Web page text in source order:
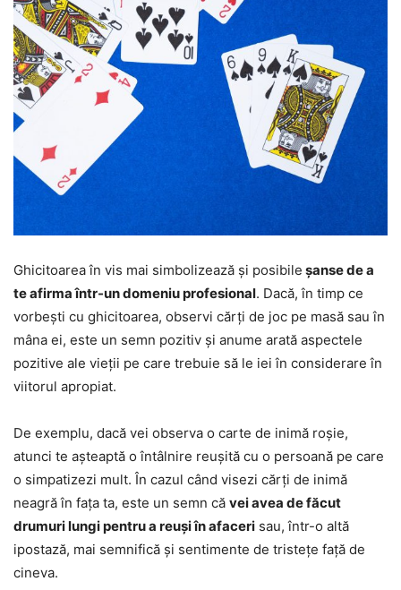
Ghicitoarea în vis mai simbolizează și posibile șanse de a
te afirma într-un domeniu profesional. Dacă, în timp ce
vorbești cu ghicitoarea, observi cărți de joc pe masă sau în
mâna ei, este un semn pozitiv și anume arată aspectele
pozitive ale vieții pe care trebuie să le iei în considerare în
viitorul apropiat.
De exemplu, dacă vei observa o carte de inimă roșie,
atunci te așteaptă o întâlnire reușită cu o persoană pe care
o simpatizezi mult. În cazul când visezi cărți de inimă
neagră în fața ta, este un semn că vei avea de făcut
drumuri lungi pentru a reuși în afaceri sau, într-o altă
ipostază, mai semnifică și sentimente de tristețe față de
cineva.